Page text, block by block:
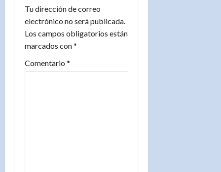
n
d
e
e
Tu dirección de correo
electrónico no será publicada.
Los campos obligatorios están
marcados con*
Comentario *